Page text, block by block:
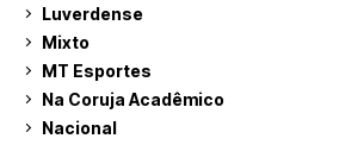
Luverdense
Mixto
MT Esportes
Na Coruja Acadêmico
Nacional